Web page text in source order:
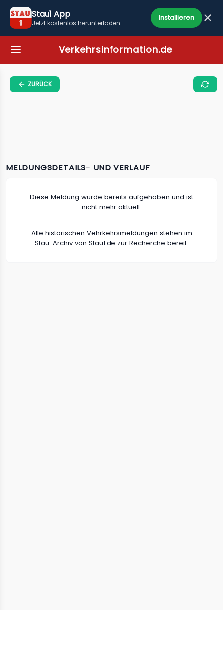
Stau1 App
Jetzt kostenlos herunterladen
Installieren
Verkehrsinformation.de
ZURÜCK
MELDUNGSDETAILS- UND VERLAUF
Diese Meldung wurde bereits aufgehoben und ist
nicht mehr aktuell.
Alle historischen Vehrkehrsmeldungen stehen im
Stau-Archiv von Stau1.de zur Recherche bereit.